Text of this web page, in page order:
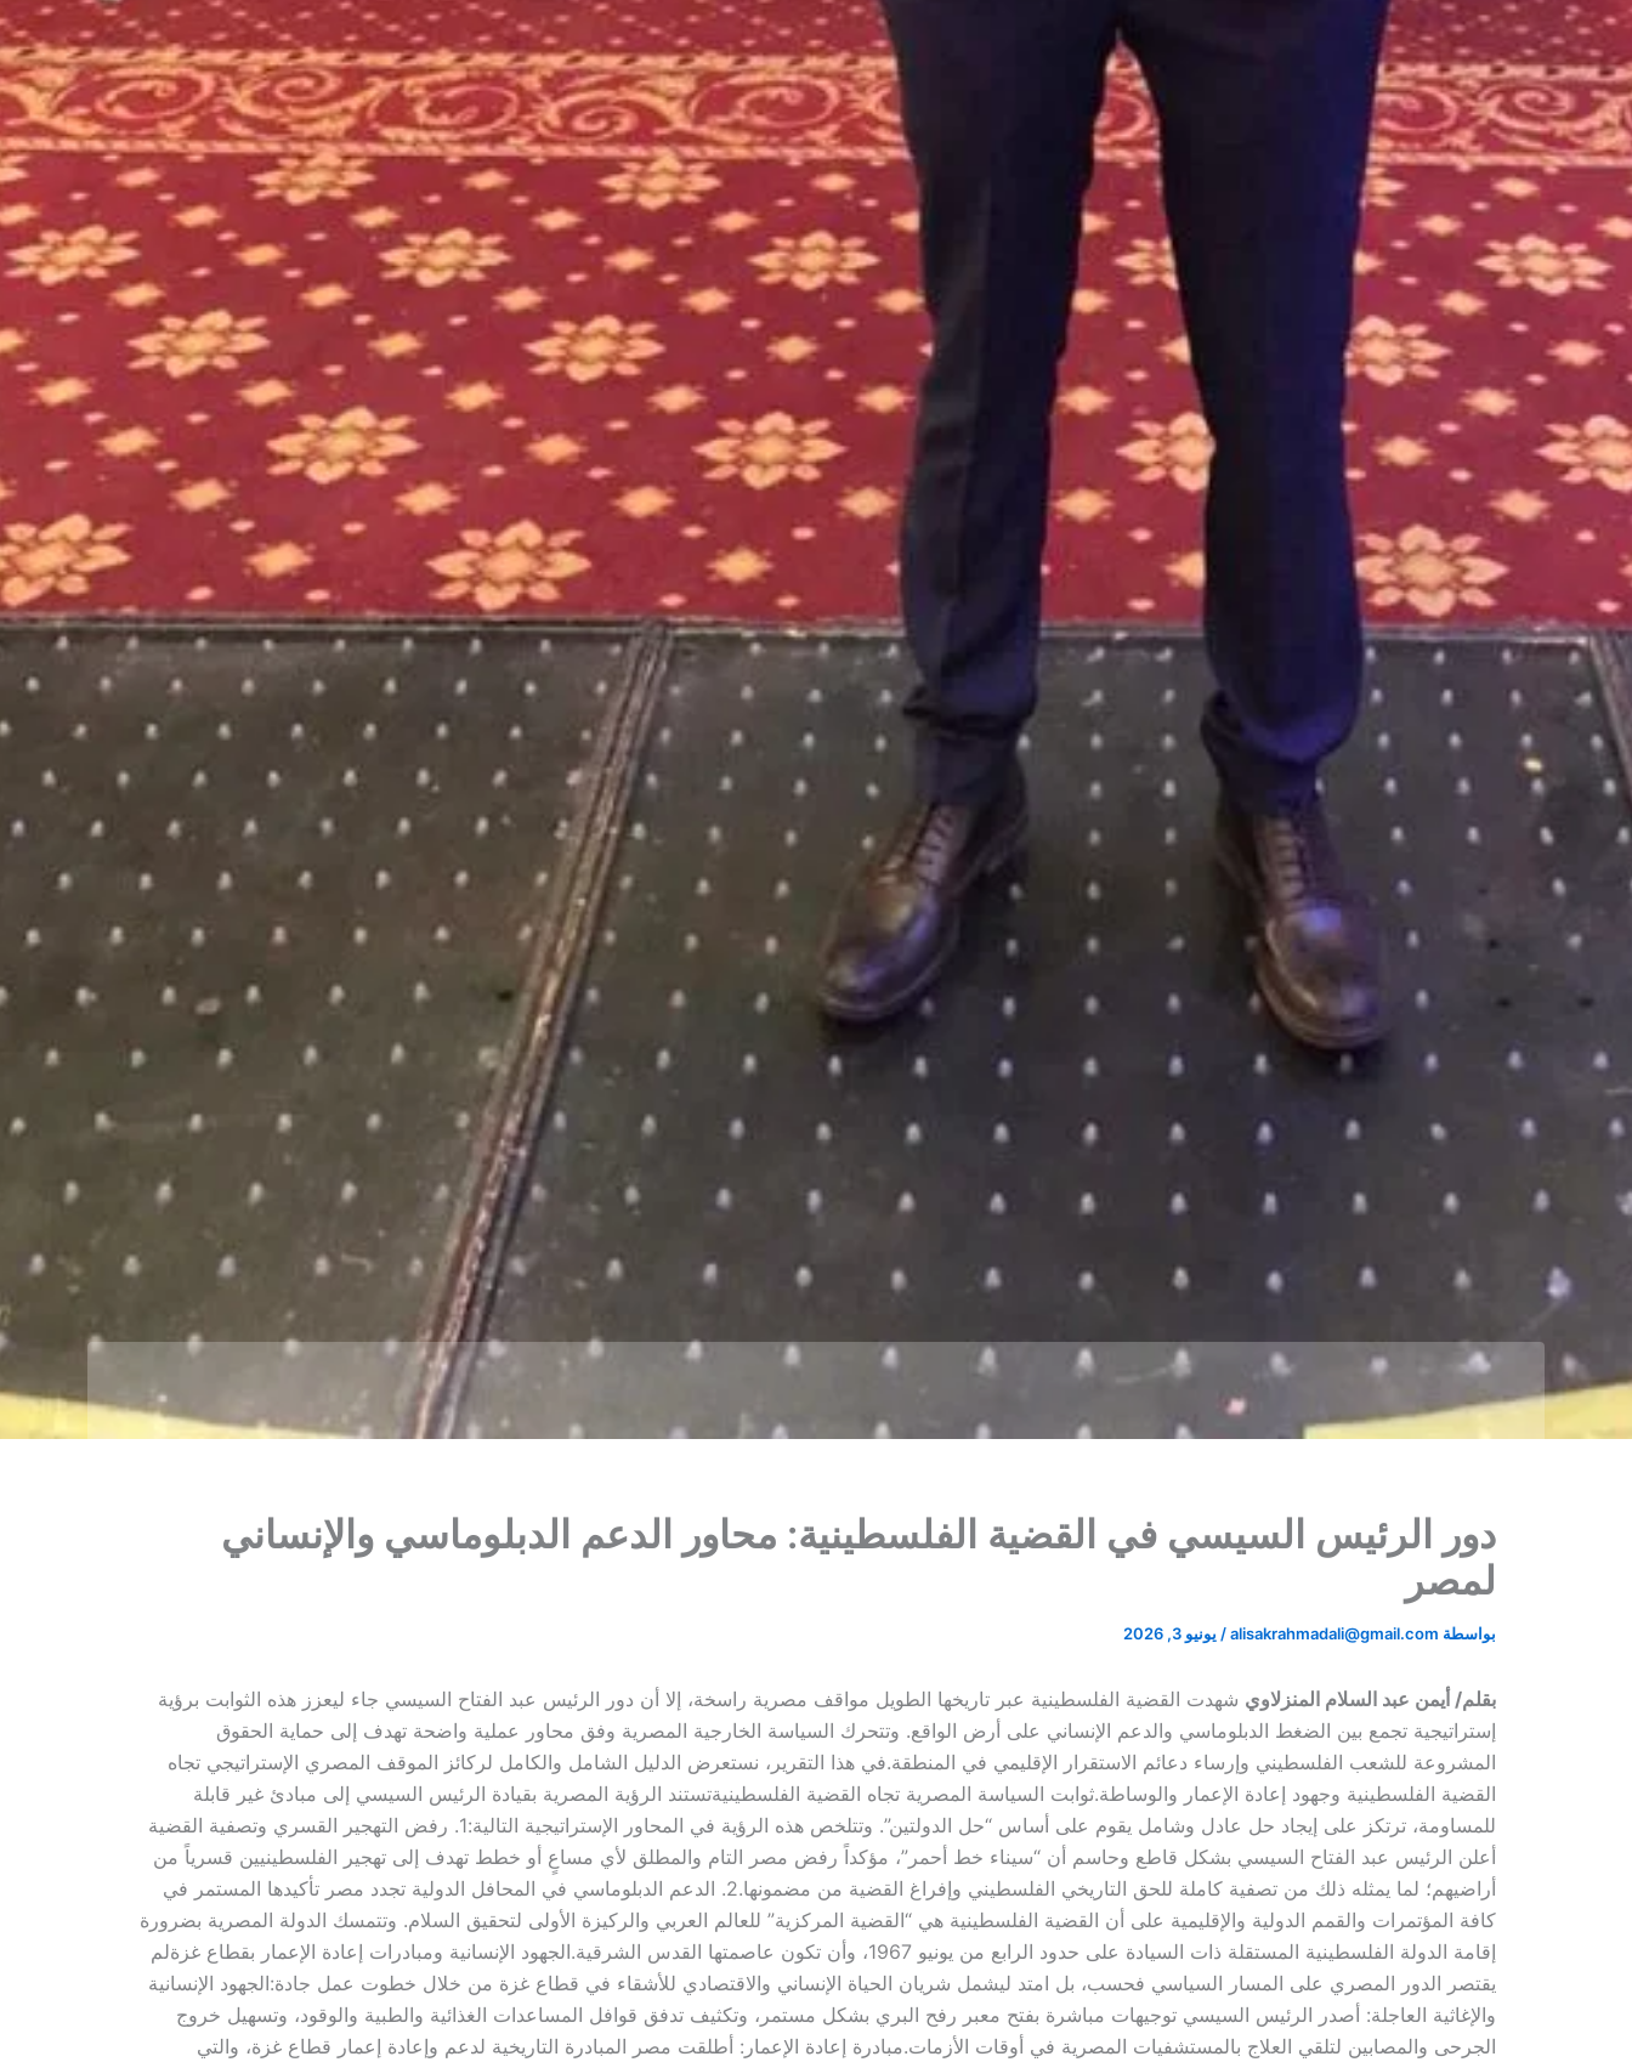
دور الرئيس السيسي في القضية الفلسطينية: محاور الدعم الدبلوماسي والإنساني
لمصر
بواسطة alisakrahmadali@gmail.com
/ يونيو 3, 2026
​بقلم/ أيمن عبد السلام المنزلاوي​ شهدت القضية الفلسطينية عبر تاريخها الطويل مواقف مصرية راسخة، إلا أن دور الرئيس عبد الفتاح السيسي جاء ليعزز هذه الثوابت برؤية
إستراتيجية تجمع بين الضغط الدبلوماسي والدعم الإنساني على أرض الواقع. وتتحرك السياسة الخارجية المصرية وفق محاور عملية واضحة تهدف إلى حماية الحقوق
المشروعة للشعب الفلسطيني وإرساء دعائم الاستقرار الإقليمي في المنطقة.​في هذا التقرير، نستعرض الدليل الشامل والكامل لركائز الموقف المصري الإستراتيجي تجاه
القضية الفلسطينية وجهود إعادة الإعمار والوساطة.​ثوابت السياسة المصرية تجاه القضية الفلسطينية​تستند الرؤية المصرية بقيادة الرئيس السيسي إلى مبادئ غير قابلة
للمساومة، ترتكز على إيجاد حل عادل وشامل يقوم على أساس “حل الدولتين”. وتتلخص هذه الرؤية في المحاور الإستراتيجية التالية:​1. رفض التهجير القسري وتصفية القضية​
أعلن الرئيس عبد الفتاح السيسي بشكل قاطع وحاسم أن “سيناء خط أحمر”، مؤكداً رفض مصر التام والمطلق لأي مساعٍ أو خطط تهدف إلى تهجير الفلسطينيين قسرياً من
أراضيهم؛ لما يمثله ذلك من تصفية كاملة للحق التاريخي الفلسطيني وإفراغ القضية من مضمونها.​2. الدعم الدبلوماسي في المحافل الدولية ​تجدد مصر تأكيدها المستمر في
كافة المؤتمرات والقمم الدولية والإقليمية على أن القضية الفلسطينية هي “القضية المركزية” للعالم العربي والركيزة الأولى لتحقيق السلام. وتتمسك الدولة المصرية بضرورة
إقامة الدولة الفلسطينية المستقلة ذات السيادة على حدود الرابع من يونيو 1967، وأن تكون عاصمتها القدس الشرقية.​الجهود الإنسانية ومبادرات إعادة الإعمار بقطاع غزة​لم
يقتصر الدور المصري على المسار السياسي فحسب، بل امتد ليشمل شريان الحياة الإنساني والاقتصادي للأشقاء في قطاع غزة من خلال خطوت عمل جادة:​الجهود الإنسانية
والإغاثية العاجلة: أصدر الرئيس السيسي توجيهات مباشرة بفتح معبر رفح البري بشكل مستمر، وتكثيف تدفق قوافل المساعدات الغذائية والطبية والوقود، وتسهيل خروج
الجرحى والمصابين لتلقي العلاج بالمستشفيات المصرية في أوقات الأزمات.​مبادرة إعادة الإعمار: أطلقت مصر المبادرة التاريخية لدعم وإعادة إعمار قطاع غزة، والتي